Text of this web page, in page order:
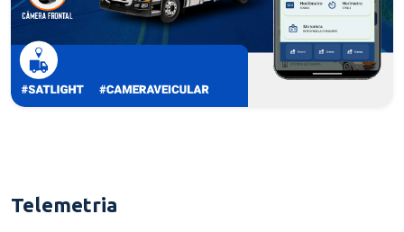
Telemetria